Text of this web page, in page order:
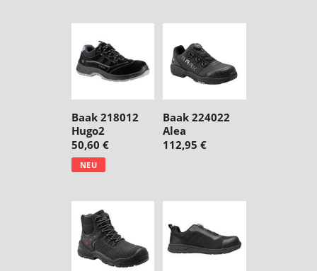
n
Baak 218012
Hugo2
50,60 €
NEU
Baak 224022
Alea
112,95 €